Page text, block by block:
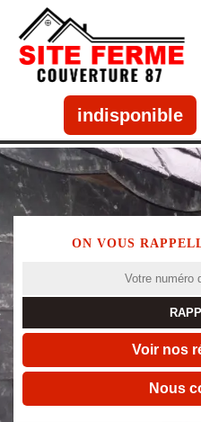
indisponible
ON VOUS
Voir nos
Nous